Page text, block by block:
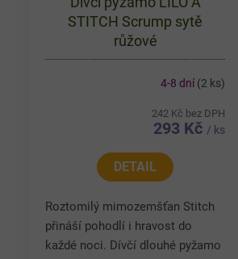
STITCH Scrump sytě
růžové
4-8 dní(2 ks)
242 Kč bez DPH
293 Kč / ks
DETAIL
Roztomilý mimozemšťan Stitch
přináší pohodlí i hravost do
každé noci. Dívčí dlouhé pyžamo